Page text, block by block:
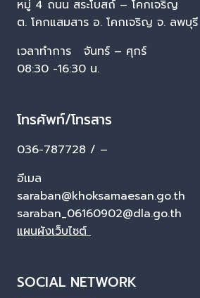
หมู่ 4 ถนน สระโบสถ์ – โคกเจริญ
ต. โคกแสมสาร อ. โคกเจริญ จ. ลพบุ
เวลาทำการ จันทร์ – ศุกร์
08:30 -16:30 น.
โทรศัพท์/โทรสาร
036-787728 / –
อีเมล
saraban@khoksamaesan.go.th
saraban_06160902@dla.go.th
แผนผังเว็บไซต์
SOCIAL NETWORK